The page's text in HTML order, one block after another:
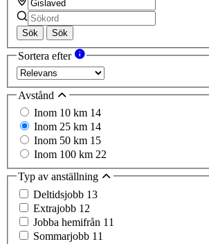
Sök Sök
Sortera efter
Avstånd
Inom 10 km 14
Inom 25 km 14
Inom 50 km 15
Inom 100 km 22
Typ av anställning
Deltidsjobb 13
Extrajobb 12
Jobba hemifrån 11
Sommarjobb 11